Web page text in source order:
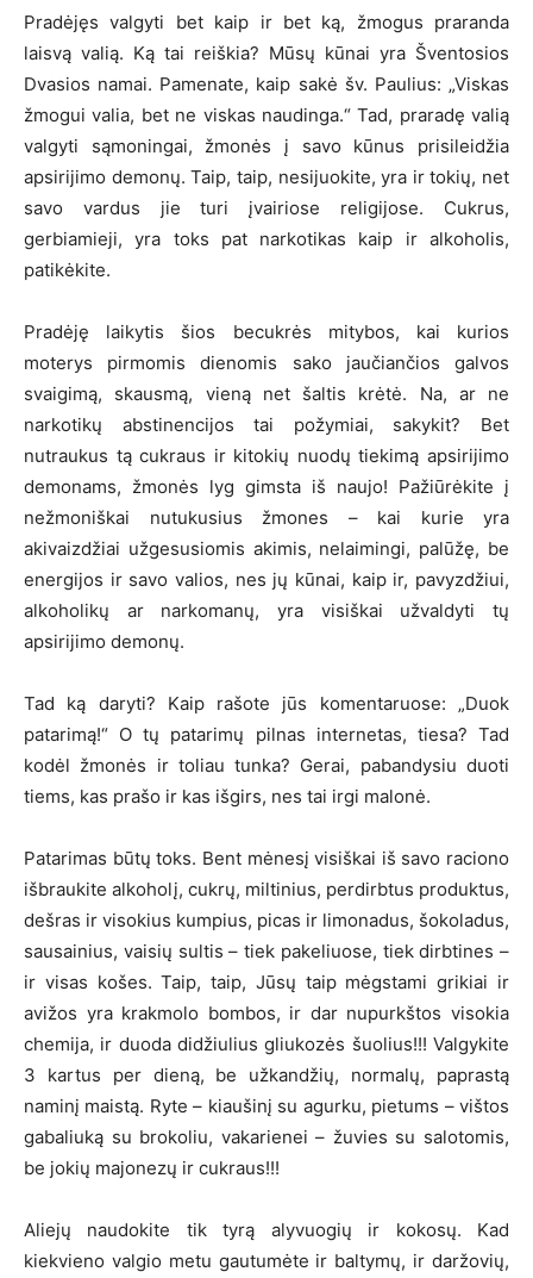
Pradėjęs valgyti bet kaip ir bet ką, žmogus praranda
laisvą valią. Ką tai reiškia? Mūsų kūnai yra Šventosios
Dvasios namai. Pamenate, kaip sakė šv. Paulius: „Viskas
žmogui valia, bet ne viskas naudinga.“ Tad, praradę valią
valgyti sąmoningai, žmonės į savo kūnus prisileidžia
apsirijimo demonų. Taip, taip, nesijuokite, yra ir tokių, net
savo vardus jie turi įvairiose religijose. Cukrus,
gerbiamieji, yra toks pat narkotikas kaip ir alkoholis,
patikėkite.
Pradėję laikytis šios becukrės mitybos, kai kurios
moterys pirmomis dienomis sako jaučiančios galvos
svaigimą, skausmą, vieną net šaltis krėtė. Na, ar ne
narkotikų abstinencijos tai požymiai, sakykit? Bet
nutraukus tą cukraus ir kitokių nuodų tiekimą apsirijimo
demonams, žmonės lyg gimsta iš naujo! Pažiūrėkite į
nežmoniškai nutukusius žmones – kai kurie yra
akivaizdžiai užgesusiomis akimis, nelaimingi, palūžę, be
energijos ir savo valios, nes jų kūnai, kaip ir, pavyzdžiui,
alkoholikų ar narkomanų, yra visiškai užvaldyti tų
apsirijimo demonų.
Tad ką daryti? Kaip rašote jūs komentaruose: „Duok
patarimą!“ O tų patarimų pilnas internetas, tiesa? Tad
kodėl žmonės ir toliau tunka? Gerai, pabandysiu duoti
tiems, kas prašo ir kas išgirs, nes tai irgi malonė.
Patarimas būtų toks. Bent mėnesį visiškai iš savo raciono
išbraukite alkoholį, cukrų, miltinius, perdirbtus produktus,
dešras ir visokius kumpius, picas ir limonadus, šokoladus,
sausainius, vaisių sultis – tiek pakeliuose, tiek dirbtines –
ir visas košes. Taip, taip, Jūsų taip mėgstami grikiai ir
avižos yra krakmolo bombos, ir dar nupurkštos visokia
chemija, ir duoda didžiulius gliukozės šuolius!!! Valgykite
3 kartus per dieną, be užkandžių, normalų, paprastą
naminį maistą. Ryte – kiaušinį su agurku, pietums – vištos
gabaliuką su brokoliu, vakarienei – žuvies su salotomis,
be jokių majonezų ir cukraus!!!
Aliejų naudokite tik tyrą alyvuogių ir kokosų. Kad
kiekvieno valgio metu gautumėte ir baltymų, ir daržovių,